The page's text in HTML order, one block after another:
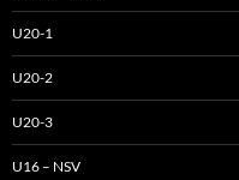
U20-1
U20-2
U20-3
U16 – NSV